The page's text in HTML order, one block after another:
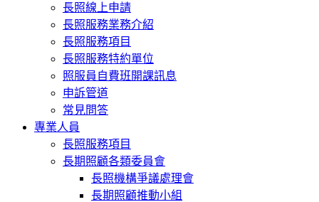
長照線上申請
長照服務業務介紹
長照服務項目
長照服務特約單位
照服員自費班開課訊息
申訴管道
常見問答
專業人員
長照服務項目
長期照顧各類委員會
長照機構爭議處理會
長期照顧推動小組